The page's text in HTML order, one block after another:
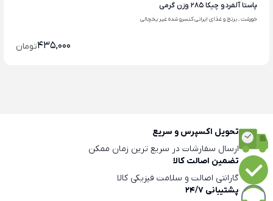
پاستا آلفردو چیکا 285 وزن گرمی
خورشت ، برنج و غذای ایرانی کنسرو شده غیر یخچالی
435,000تومان
تحویل اکسپرس و سریع
ارسال سفارشات در سریع ترین زمان ممکن
تضمین اصالت کالا
گارانتی اصالت و سلامت فیزیکی کالا
پشتیبانی 24/7